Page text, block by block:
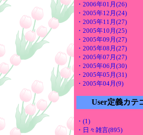
・2006年01月(26)
・2005年12月(24)
・2005年11月(27)
・2005年10月(25)
・2005年09月(27)
・2005年08月(27)
・2005年07月(27)
・2005年06月(30)
・2005年05月(31)
・2005年04月(9)
User定義カテ
・(1)
・日々雑言(895)